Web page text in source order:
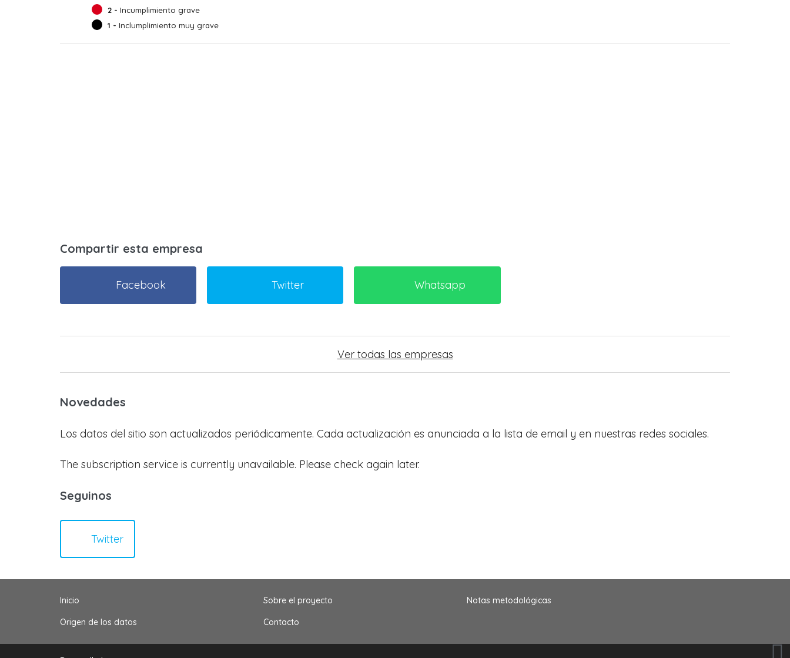
2 - Incumplimiento grave
1 - Inclumplimiento muy grave
Compartir esta empresa
Facebook Twitter Whatsapp
Ver todas las empresas
Novedades
Los datos del sitio son actualizados periódicamente. Cada actualización es anunciada a la lista de email y en nuestras redes sociales.
The subscription service is currently unavailable. Please check again later.
Seguinos
Twitter
Inicio Sobre el proyecto Notas metodológicas
Origen de los datos Contacto